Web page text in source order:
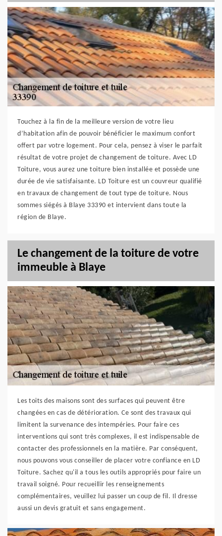
Touchez à la fin de la meilleure version de votre lieu
d’habitation afin de pouvoir bénéficier le maximum confort
offert par votre logement. Pour cela, pensez à viser le parfait
résultat de votre projet de changement de toiture. Avec LD
Toiture, vous aurez une toiture bien installée et possède une
durée de vie satisfaisante. LD Toiture est un couvreur qualifié
en travaux de changement de tout type de toiture. Nous
sommes siégés à Blaye 33390 et intervient dans toute la
région de Blaye.
Le changement de la toiture de votre
immeuble à Blaye
Les toits des maisons sont des surfaces qui peuvent être
changées en cas de détérioration. Ce sont des travaux qui
limitent la survenance des intempéries. Pour faire ces
interventions qui sont très complexes, il est indispensable de
contacter des professionnels en la matière. Par conséquent,
nous pouvons vous conseiller de placer votre confiance en LD
Toiture. Sachez qu'il a tous les outils appropriés pour faire un
travail soigné. Pour recueillir les renseignements
complémentaires, veuillez lui passer un coup de fil. Il dresse
aussi un devis gratuit et sans engagement.